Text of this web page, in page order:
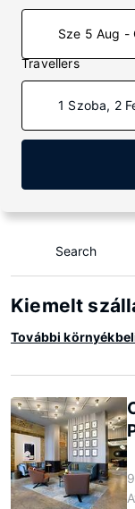
Sze 5 Aug -
Travellers
1 Szoba, 2
Search
Kiemelt
További